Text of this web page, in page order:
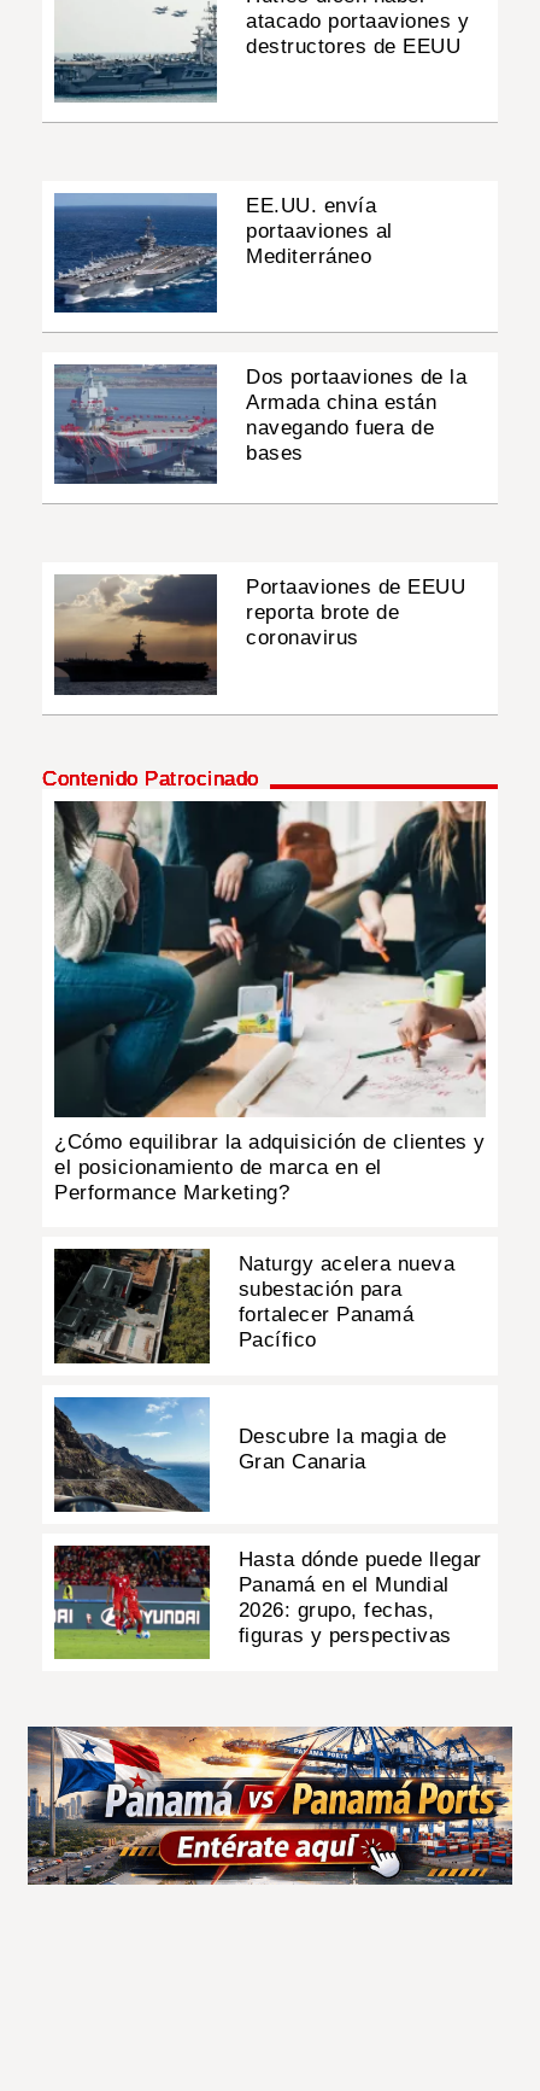
atacado portaaviones y
destructores de EEUU
EE.UU. envía
portaaviones al
Mediterráneo
Dos portaaviones de la
Armada china están
navegando fuera de
bases
Portaaviones de EEUU
reporta brote de
coronavirus
Contenido Patrocinado
¿Cómo equilibrar la adquisición de clientes y
el posicionamiento de marca en el
Performance Marketing?
Naturgy acelera nueva
subestación para
fortalecer Panamá
Pacífico
Descubre la magia de
Gran Canaria
Hasta dónde puede llegar
Panamá en el Mundial
2026: grupo, fechas,
figuras y perspectivas